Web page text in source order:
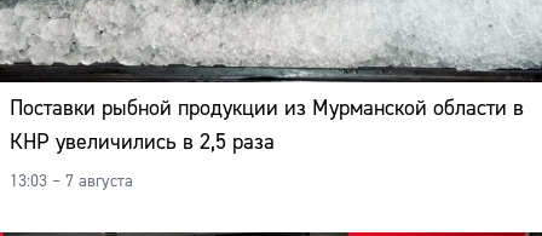
Поставки рыбной продукции из Мурманской области в
КНР увеличились в 2,5 раза
13:03 – 7 августа